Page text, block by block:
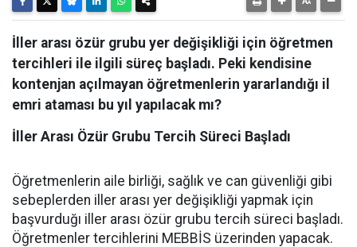
İller arası özür grubu yer değişikliği için öğretmen
tercihleri ile ilgili süreç başladı. Peki kendisine
kontenjan açılmayan öğretmenlerin yararlandığı il
emri ataması bu yıl yapılacak mı?
İller Arası Özür Grubu Tercih Süreci Başladı
Öğretmenlerin aile birliği, sağlık ve can güvenliği gibi
sebeplerden iller arası yer değişikliği yapmak için
başvurduğı iller arası özür grubu tercih süreci başladı.
Öğretmenler tercihlerini MEBBİS üzerinden yapacak.